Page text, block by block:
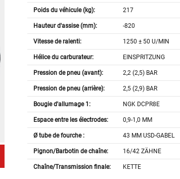
Poids du véhicule (kg): 217
Hauteur d'assise (mm): -820
Vitesse de ralenti: 1250 ± 50 U/MIN
Hélice du carburateur: EINSPRITZUNG
Pression de pneu (avant): 2,2 (2,5) BAR
Pression de pneu (arrière): 2,5 (2,9) BAR
Bougie d'allumage 1: NGK DCPR8E
Espace entre les électrodes: 0,9-1,0 MM
Ø tube de fourche : 43 MM USD-GABEL
Pignon/Barbotin de chaîne: 16/42 ZÄHNE
Chaîne/Transmission finale: KETTE